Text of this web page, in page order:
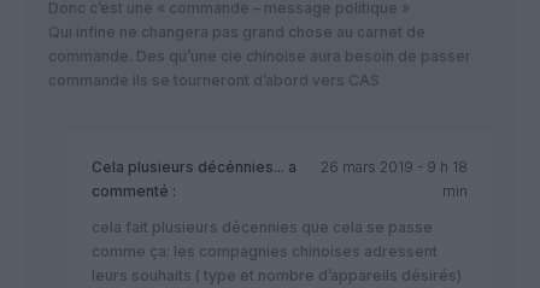
Donc c’est une « commande – message politique »
Qui infine ne changera pas grand chose au carnet de
commande. Des qu’une cie chinoise aura besoin de passer
commande ils se tourneront d’abord vers CAS
Cela plusieurs décénnies... a
commenté :
26 mars 2019 - 9 h 18
min
cela fait plusieurs décennies que cela se passe
comme ça: les compagnies chinoises adressent
leurs souhaits ( type et nombre d’appareils désirés)